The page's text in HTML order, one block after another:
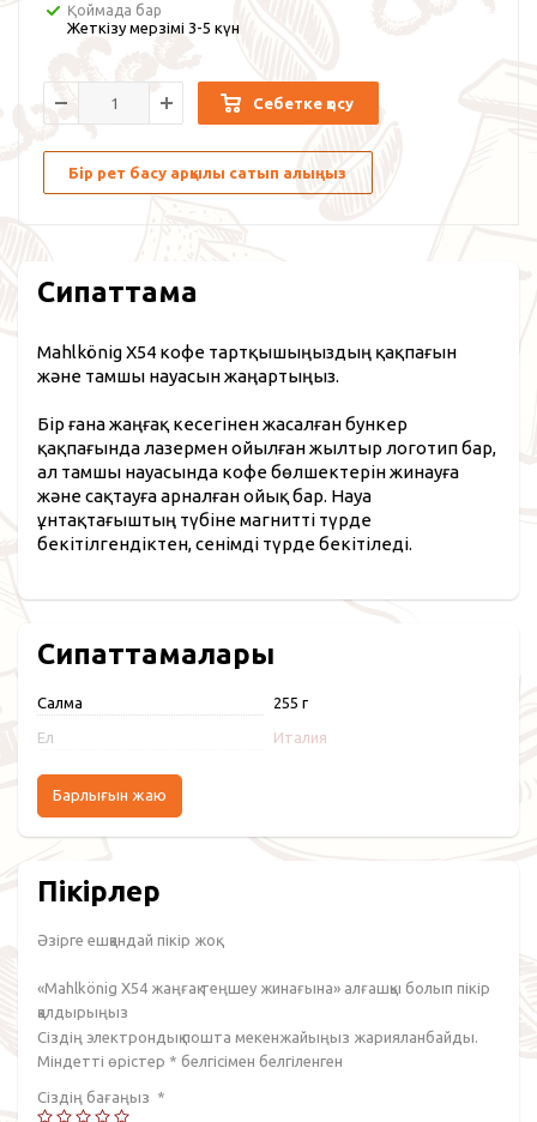
Қоймада бар
Жеткізу мерзімі 3-5 күн
Себетке қосу
Бір рет басу арқылы сатып алыңыз
Сипаттама
Mahlkönig X54 кофе тартқышыңыздың қақпағын
және тамшы науасын жаңартыңыз.
Бір ғана жаңғақ кесегінен жасалған бункер
қақпағында лазермен ойылған жылтыр логотип бар,
ал тамшы науасында кофе бөлшектерін жинауға
және сақтауға арналған ойық бар. Науа
ұнтақтағыштың түбіне магнитті түрде
бекітілгендіктен, сенімді түрде бекітіледі.
Сипаттамалары
Салмақ 255 г
Ел Италия
Барлығын жаю
Пікірлер
Әзірге ешқандай пікір жоқ.
«Mahlkönig X54 жаңғақ теңшеу жинағына» алғашқы болып пікір
қалдырыңыз
Сіздің электрондық пошта мекенжайыңыз жарияланбайды.
Міндетті өрістер * белгісімен белгіленген
Сіздің бағаңыз *